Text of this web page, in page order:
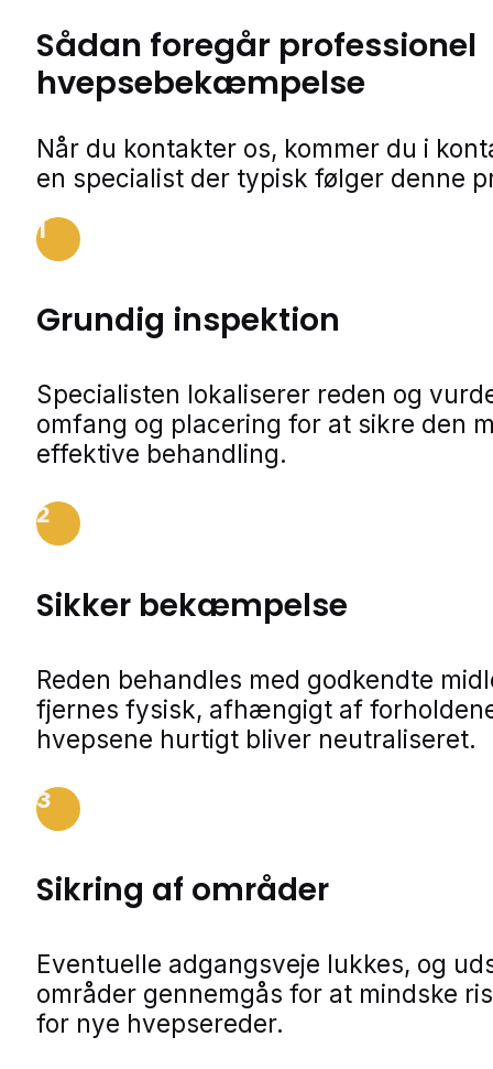
Sådan foregår professionel
hvepsebekæmpelse
Når du kontakter os, kommer du i
en specialist der typisk følger denne
1
Grundig inspektion
Specialisten lokaliserer reden og
omfang og placering for at sikre den
effektive behandling.
2
Sikker bekæmpelse
Reden behandles med godkendte
fjernes fysisk, afhængigt af
hvepsene hurtigt bliver neutraliseret.
3
Sikring af områder
Eventuelle adgangsveje lukkes, og
områder gennemgås for at mindske
for nye hvepsereder.